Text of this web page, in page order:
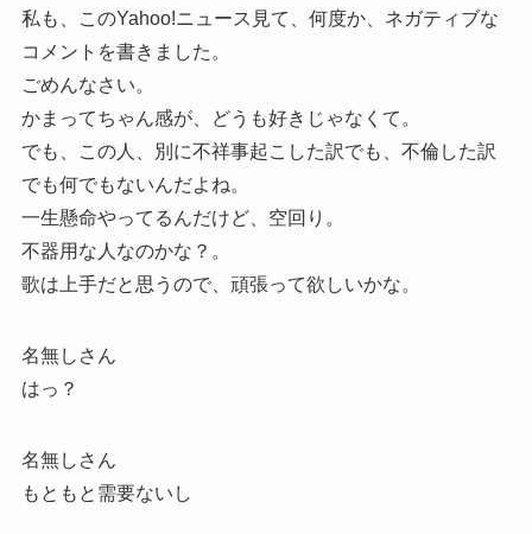
私も、このYahoo!ニュース見て、何度か、ネガティブな
コメントを書きました。
ごめんなさい。
かまってちゃん感が、どうも好きじゃなくて。
でも、この人、別に不祥事起こした訳でも、不倫した訳
でも何でもないんだよね。
一生懸命やってるんだけど、空回り。
不器用な人なのかな？。
歌は上手だと思うので、頑張って欲しいかな。
名無しさん
はっ？
名無しさん
もともと需要ないし